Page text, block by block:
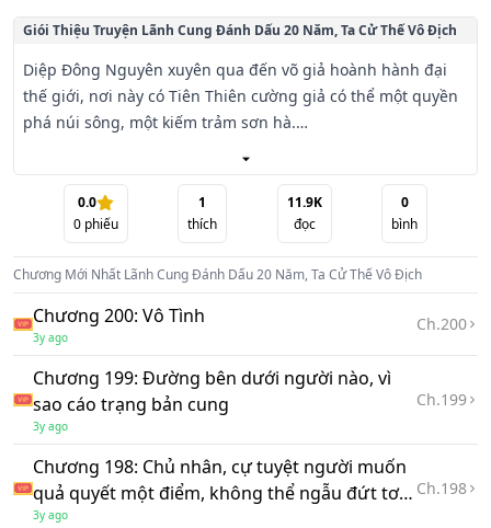
Giói Thiệu Truyện Lãnh Cung Đánh Dấu 20 Năm, Ta Cử Thế Vô Địch
Diệp Đông Nguyên xuyên qua đến võ giả hoành hành đại
thế giới, nơi này có Tiên Thiên cường giả có thể một quyền
phá núi sông, một kiếm trảm sơn hà.
Diệp Đông Nguyên vốn là Hạ Triều thất hoàng tử, lại bởi vì
mẫu phi gia tộc dính líu thông đồng với địch, hắn bị phế
xích tử chi tâm, đày vào lãnh cung, không được tự mình ra
ngoài.
Đúng lúc này, hắn khóa lại đánh dấu hệ thống, chỉ cần mỗi
ngày đánh dấu, đều có thể lấy được thưởng.
Ngày đầu tiên, hắn đánh dấu « Hồng Mông công pháp »
cùng Hồng Mông thánh kiếm!
Năm thứ nhất, hắn đánh dấu thuật pháp « Vạn Kiếm Quy
Tông »!
0.0
0phiếu
1
thích
11.9K
đọc
0
bình
Chương Mới Nhất Lãnh Cung Đánh Dấu 20 Năm, Ta Cử Thế Vô Địch
Chương 200: Vô Tình
3y ago
Ch.200
Chương 199: Đường bên dưới người nào, vì
sao cáo trạng bản cung
3y ago
Ch.199
Chương 198: Chủ nhân, cự tuyệt người muốn
quả quyết một điểm, không thể ngẫu đứt tơ
còn liền
3y ago
Ch.198